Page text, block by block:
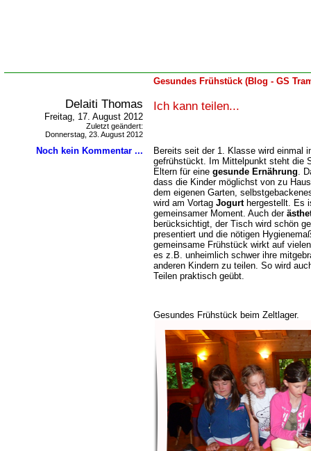
Gesundes Frühstück (Blog - GS
Delaiti Thomas
Freitag, 17. August 2012
Zuletzt geändert:
Donnerstag, 23. August 2012
Noch kein Kommentar ...
Ich kann teilen...
Bereits seit der 1. Klasse wird einmal
gefrühstückt. Im Mittelpunkt steht die
Eltern für eine gesunde Ernährung .
dass die Kinder möglichst von zu
dem eigenen Garten,
wird am Vortag Jogurthergestellt. Es
gemeinsamer Moment. Auch der
berücksichtigt, der Tisch wird schön
presentiert und die nötigen
gemeinsame Frühstück wirkt auf
es z.B. unheimlich schwer ihre
anderen Kindern zu teilen. So wird
Teilen praktisch geübt.
Gesundes Frühstück beim Zeltlager.